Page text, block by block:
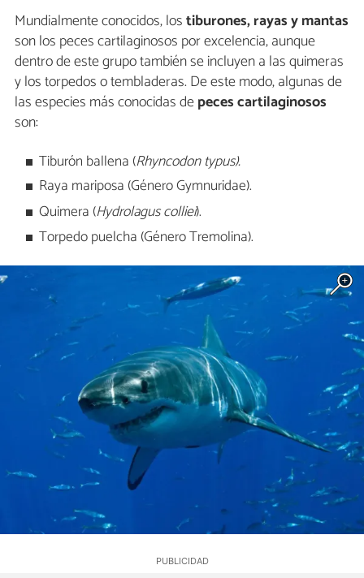
Mundialmente conocidos, lostiburones, rayas y mantas
son los peces cartilaginosos por excelencia, aunque
dentro de este grupo también se incluyen a las quimeras
y los torpedos o tembladeras. De este modo, algunas de
las especies más conocidas depeces cartilaginosos
son:
Tiburón ballena (Rhyncodon typus).
Raya mariposa (Género Gymnuridae).
Quimera (Hydrolagus colliei).
Torpedo puelcha (Género Tremolina).